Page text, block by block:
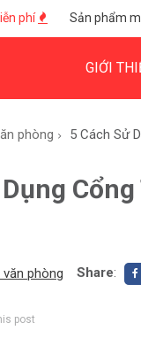
phí Sản phẩm
GIỚI
phòng 5 Cách Sử
phòng Share:
post